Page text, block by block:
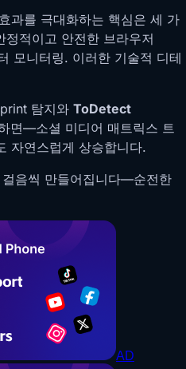
과를 극대화하는 핵심은 세 가
적이고 안전한 브라우저
모니터링. 이러한 기술적 디테
탐지와 ToDetect
면—소셜 미디어 매트릭스 트
자연스럽게 상승합니다.
음씩 만들어집니다—순전한
AD